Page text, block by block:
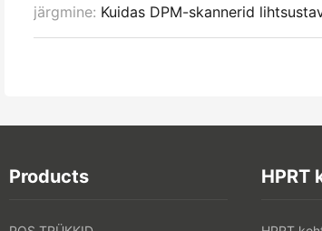
järgmine: Kuidas DPM-skannerid
Products HPRT